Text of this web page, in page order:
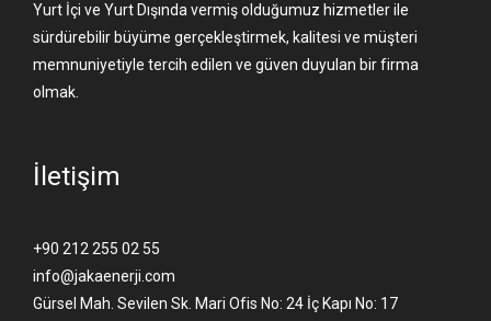
Yurt İçi ve Yurt Dışında vermiş olduğumuz hizmetler ile
sürdürebilir büyüme gerçekleştirmek, kalitesi ve müşteri
memnuniyetiyle tercih edilen ve güven duyulan bir firma
olmak.
İletişim
+90 212 255 02 55
info@jakaenerji.com
Gürsel Mah. Sevilen Sk. Mari Ofis No: 24 İç Kapı No: 17